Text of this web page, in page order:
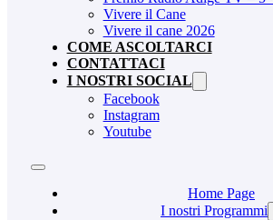
Vivere il Cane
Vivere il cane 2026
COME ASCOLTARCI
CONTATTACI
I NOSTRI SOCIAL
Facebook
Instagram
Youtube
Home Page
I nostri Programmi